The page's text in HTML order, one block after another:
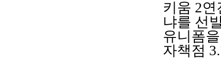
키움 2
냐를 선
유니폼
자책점